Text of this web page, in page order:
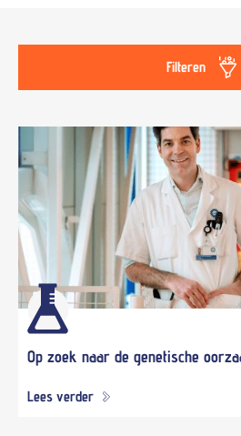
Filteren
Op zoek naar de genetische
Lees verder